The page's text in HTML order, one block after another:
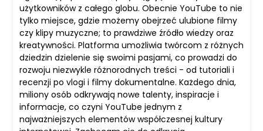
użytkowników z całego globu. Obecnie YouTube to nie
tylko miejsce, gdzie możemy obejrzeć ulubione filmy
czy klipy muzyczne; to prawdziwe źródło wiedzy oraz
kreatywności. Platforma umożliwia twórcom z różnych
dziedzin dzielenie się swoimi pasjami, co prowadzi do
rozwoju niezwykle różnorodnych treści - od tutoriali i
recenzji po vlogi i filmy dokumentalne. Każdego dnia,
miliony osób odkrywają nowe talenty, inspiracje i
informacje, co czyni YouTube jednym z
najważniejszych elementów współczesnej kultury